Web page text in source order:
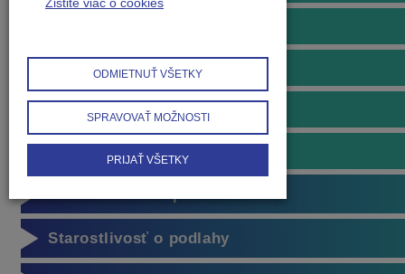
Doplnky k plastovým lištám
Lišty soklové hliníkové
Doplnky k hliníkovým lištám
Starostlivosť o podlahy
ODMIETNUŤ VŠETKY
SPRAVOVAŤ MOŽNOSTI
PRIJAŤ VŠETKY